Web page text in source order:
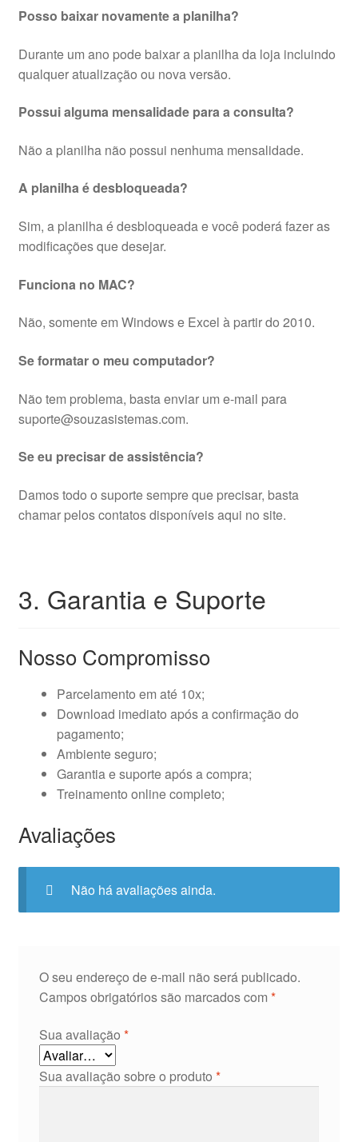
Posso baixar novamente a planilha?
Durante um ano pode baixar a planilha da loja incluindo
qualquer atualização ou nova versão.
Possui alguma mensalidade para a consulta?
Não a planilha não possui nenhuma mensalidade.
A planilha é desbloqueada?
Sim, a planilha é desbloqueada e você poderá fazer as
modificações que desejar.
Funciona no MAC?
Não, somente em Windows e Excel à partir do 2010.
Se formatar o meu computador?
Não tem problema, basta enviar um e-mail para
suporte@souzasistemas.com.
Se eu precisar de assistência?
Damos todo o suporte sempre que precisar, basta
chamar pelos contatos disponíveis aqui no site.
3. Garantia e Suporte
Nosso Compromisso
Parcelamento em até 10x;
Download imediato após a confirmação do
pagamento;
Ambiente seguro;
Garantia e suporte após a compra;
Treinamento online completo;
Avaliações
Não há avaliações ainda.
O seu endereço de e-mail não será publicado.
Campos obrigatórios são marcados com *
Sua avaliação *
Sua avaliação sobre o produto *